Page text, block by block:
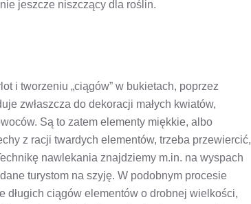
jeszcze niszczący dla roślin.
i tworzeniu „ciągów” w bukietach, poprzez
zwłaszcza do dekoracji małych kwiatów,
Są to zatem elementy miękkie, albo
z racji twardych elementów, trzeba przewiercić,
nawlekania znajdziemy m.in. na wyspach
turystom na szyję. W podobnym procesie
długich ciągów elementów o drobnej wielkości,